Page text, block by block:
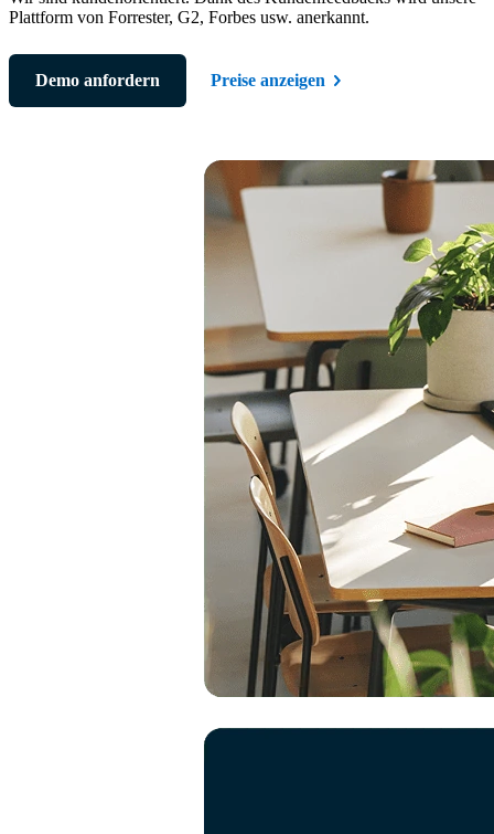
Plattform von Forrester, G2, Forbes usw. anerkannt.
Demo anfordern Preise anzeigen